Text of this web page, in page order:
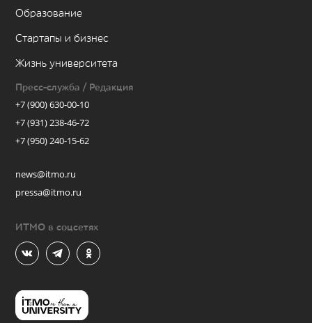
Образование
Стартапы и бизнес
Жизнь университета
Пресс-служба / Редакция
+7 (900) 630-00-10
+7 (931) 238-46-72
+7 (950) 240-15-62
news@itmo.ru
pressa@itmo.ru
ИТМО в соцсетях